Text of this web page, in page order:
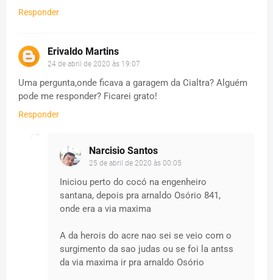
Responder
Erivaldo Martins
24 de abril de 2020 às 19:07
Uma pergunta,onde ficava a garagem da Cialtra? Alguém
pode me responder? Ficarei grato!
Responder
Narcisio Santos
25 de abril de 2020 às 00:05
Iniciou perto do cocó na engenheiro
santana, depois pra arnaldo Osório 841,
onde era a via maxima
A da herois do acre nao sei se veio com o
surgimento da sao judas ou se foi la antss
da via maxima ir pra arnaldo Osório